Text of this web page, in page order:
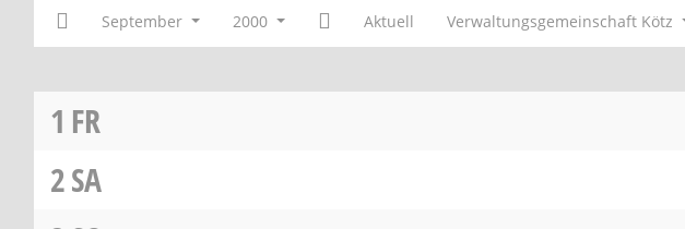
September 2000 Aktuell Verwaltungsgemeinschaft Kötz
1 FR
2SA